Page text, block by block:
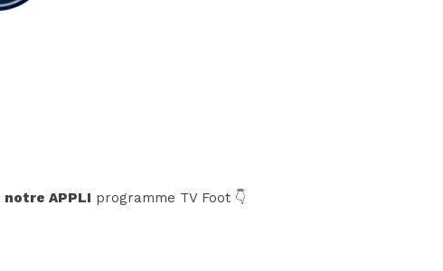
notre APPLI programme TV Foot 👇